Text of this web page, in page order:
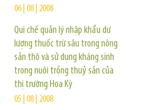
06 | 08 | 2008
Qui chế quản lý nhập khẩu dư
lượng thuốc trừ sâu trong nông
sản thô và sử dụng kháng sinh
trong nuôi trồng thuỷ sản của
thị trường Hoa Kỳ
05 | 08 | 2008